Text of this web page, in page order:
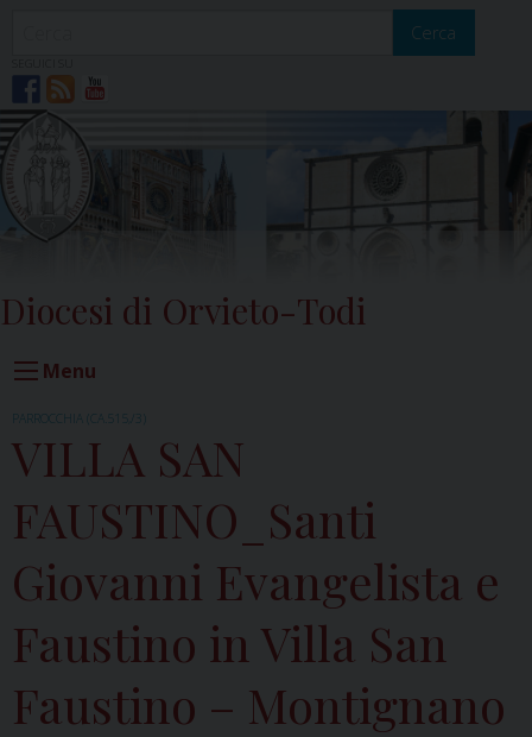
Cerca
Diocesi di Orvieto-Todi
Menu
PARROCCHIA (CA.515,/3)
VILLA SAN
FAUSTINO_Santi
Giovanni Evangelista e
Faustino in Villa San
Faustino – Montignano